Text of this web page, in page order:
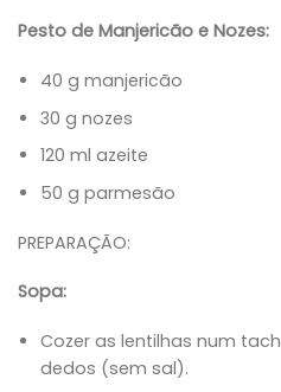
Pesto de Manjericão e Nozes:
40 g manjericão
30 g nozes
120 ml azeite
50 g parmesão
PREPARAÇÃO:
Sopa:
Cozer as lentilhas num
dedos (sem sal).